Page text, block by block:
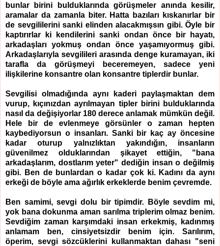
bunlar birini bulduklarında görüşmeler anında kesilir,
aramalar da zamanla biter. Hatta bazıları kıskanırlar bir
de sevgililerini sanki elinden alacakmışsın gibi. Öyle bir
kaptırırlar ki kendilerini sanki ondan önce bir hayatı,
arkadaşları yokmuş ondan önce yaşamıyormuş gibi.
Arkadaşlarıyla sevgilileri arasında denge kuramayan, iki
tarafla da görüşmeyi beceremeyen, sadece yeni
ilişkilerine konsantre olan konsantre tiplerdir bunlar.
Sevgilisi olmadığında aynı kaderi paylaşmaktan dem
vurup, kıçınızdan ayrılmayan tipler birini bulduklarında
nasıl da değişiyorlar 180 derece anlamak mümkün değil.
Hele bir de evlenmeye görsünler o zaman hepten
kaybediyorsun o insanları. Sanki bir kaç ay öncesine
kadar oturup yalnızlıktan yakındığın, insanların
güvenilmez olduklarından şikayet ettiğin, "bana
arkadaşlarım, dostlarım yeter" dediğin insan o değilmiş
gibi. Ben de bunlardan o kadar çok ki. Kadını da aynı
erkeği de böyle ama ağırlık erkeklerde benim çevremde.
Ben samimi, sevgi dolu bir tipimdir. Böyle sevdim mi,
yok bana dokunma aman sarılma triplerim olmaz benim.
Sevdiğim zaman karşımdaki insan erkekmiş, kadınmış
anlamam ben, cinsiyetsizdir benim için. Sarılırım,
öperim, sevgi sözcüklerini kullanmaktan dahası "seni